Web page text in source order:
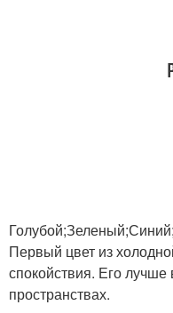
Голубой;Зеленый;Синий;
Первый цвет из
спокойствия. Его лучше
пространствах.